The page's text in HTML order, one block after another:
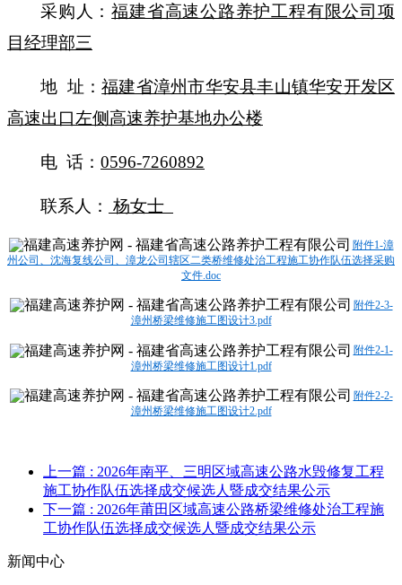
采购人：福建省高速公路养护工程有限公司项
目经理部三
地 址：福建省漳州市华安县丰山镇华安开发区
高速出口左侧高速养护基地办公楼
电 话： 0596-7260892
联系人： 杨女士
附件1-漳
州公司、沈海复线公司、漳龙公司辖区二类桥维修处治工程施工协作队伍选择采购
文件.doc
附件2-3-
漳州桥梁维修施工图设计3.pdf
附件2-1-
漳州桥梁维修施工图设计1.pdf
附件2-2-
漳州桥梁维修施工图设计2.pdf
上一篇 : 2026年南平、三明区域高速公路水毁修复工程
施工协作队伍选择成交候选人暨成交结果公示
下一篇 : 2026年莆田区域高速公路桥梁维修处治工程施
工协作队伍选择成交候选人暨成交结果公示
新闻中心